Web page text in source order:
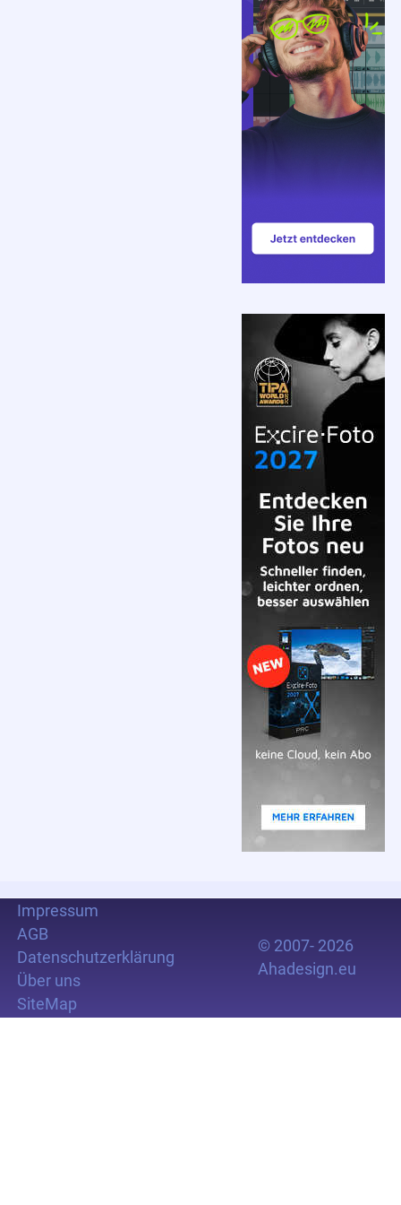
Impressum
AGB
Datenschutzerklärung
Über uns
SiteMap
© 2007- 2026
Ahadesign.eu